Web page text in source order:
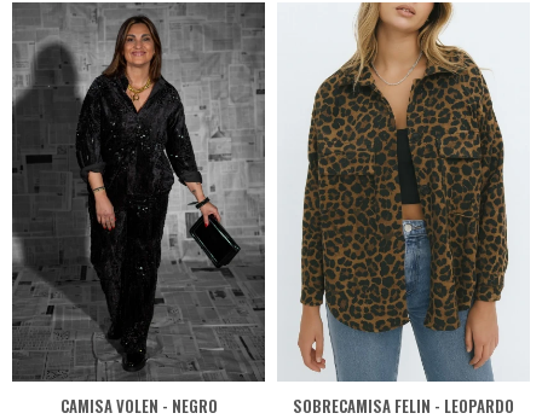
CAMISA VOLEN - NEGRO SOBRECAMISA FELIN - LEOPARDO